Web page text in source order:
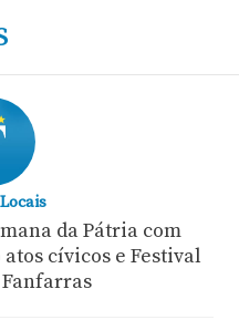
da Pátria com
cívicos e Festival
Fanfarras